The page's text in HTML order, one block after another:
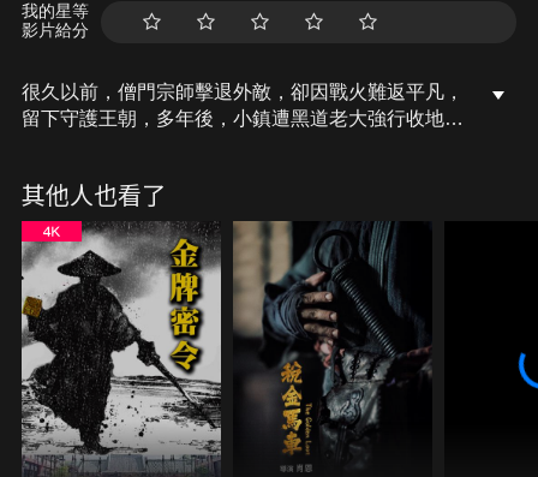
我的星等
影片給分
很久以前，僧門宗師擊退外敵，卻因戰火難返平凡，
留下守護王朝，多年後，小鎮遭黑道老大強行收地，
寺院放逐的神祕武僧「道」現身，他背負過往傷痕，
成為對抗黑暗勢力的最後希望，也揭開改變小鎮命運
的序幕。
其他人也看了